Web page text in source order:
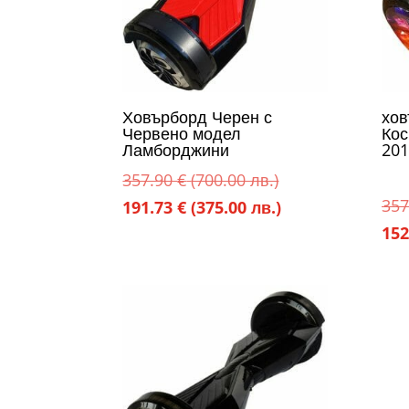
Ховърборд Черен с
Червено модел
Ламборджини
357.90€ (700.00 лв.)Original
price
(700.00
лв.).
191.73€ (375.00 лв.)Текущата
191.73 €
(375.00
лв.).